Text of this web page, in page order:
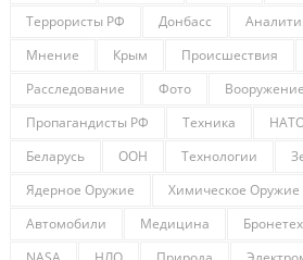
Террористы РФ
Донбасс
Мнение
Крым Происшествия
Расследование
Фото
Вооружение
Пропагандисты РФ
Техника
Беларусь
ООН Технологии
Ядерное Оружие
Химическое Оружие
Автомобили
Медицина